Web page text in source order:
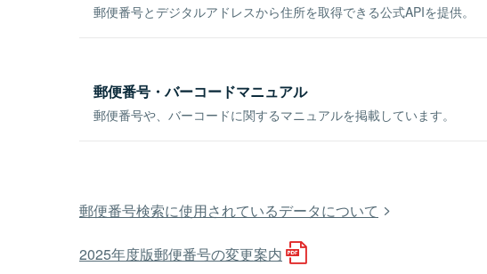
郵便番号とデジタルアドレスから住所を取得できる公式APIを提供。
郵便番号・バーコードマニュアル
郵便番号や、バーコードに関するマニュアルを掲載しています。
郵便番号検索に使用されているデータについて
2025年度版郵便番号の変更案内